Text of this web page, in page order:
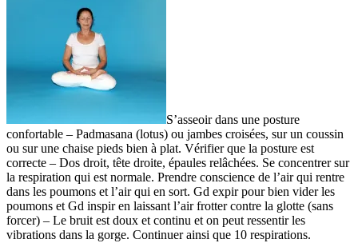
S’asseoir dans une posture
confortable – Padmasana (lotus) ou jambes croisées, sur un coussin
ou sur une chaise pieds bien à plat. Vérifier que la posture est
correcte – Dos droit, tête droite, épaules relâchées. Se concentrer sur
la respiration qui est normale. Prendre conscience de l’air qui rentre
dans les poumons et l’air qui en sort. Gd expir pour bien vider les
poumons et Gd inspir en laissant l’air frotter contre la glotte (sans
forcer) – Le bruit est doux et continu et on peut ressentir les
vibrations dans la gorge. Continuer ainsi que 10 respirations.